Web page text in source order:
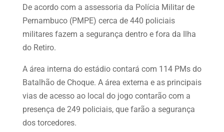
De acordo com a assessoria da Polícia Militar de
Pernambuco (PMPE) cerca de 440 policiais
militares fazem a segurança dentro e fora da Ilha
do Retiro.
A área interna do estádio contará com 114 PMs do
Batalhão de Choque. A área externa e as principais
vias de acesso ao local do jogo contarão com a
presença de 249 policiais, que farão a segurança
dos torcedores.